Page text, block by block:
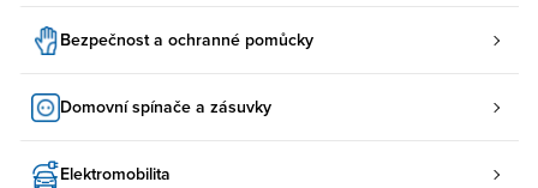
Bezpečnost a ochranné pomůcky
Domovní spínače a zásuvky
Elektromobilita